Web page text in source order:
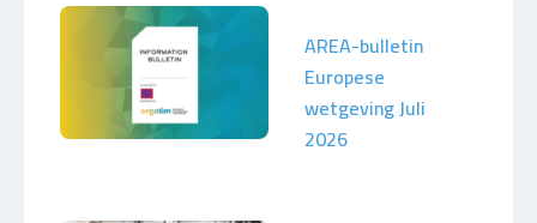
AREA-bulletin
Europese
wetgeving Juli
2026